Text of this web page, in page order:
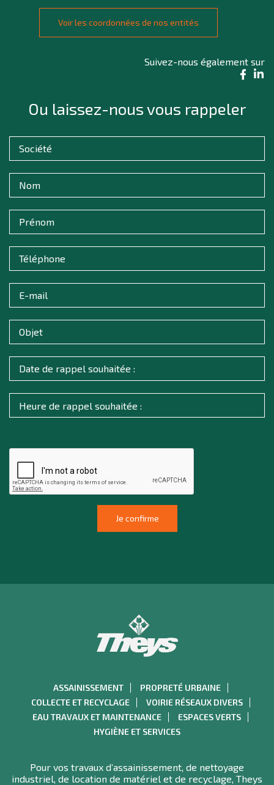
Voir les coordonnées de nos entités
Suivez-nous également sur
Ou laissez-nous vous rappeler
ASSAINISSEMENT
PROPRETÉ URBAINE
COLLECTE ET RECYCLAGE
VOIRIE RÉSEAUX DIVERS
EAU TRAVAUX ET MAINTENANCE
ESPACES VERTS
HYGIÈNE ET SERVICES
Pour vos travaux d’assainissement, de nettoyage
industriel, de location de matériel et de recyclage, Theys